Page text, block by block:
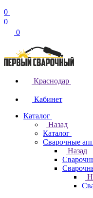
0
0
0
Краснодар
Кабинет
Каталог
Назад
Каталог
Сварочные
Назад